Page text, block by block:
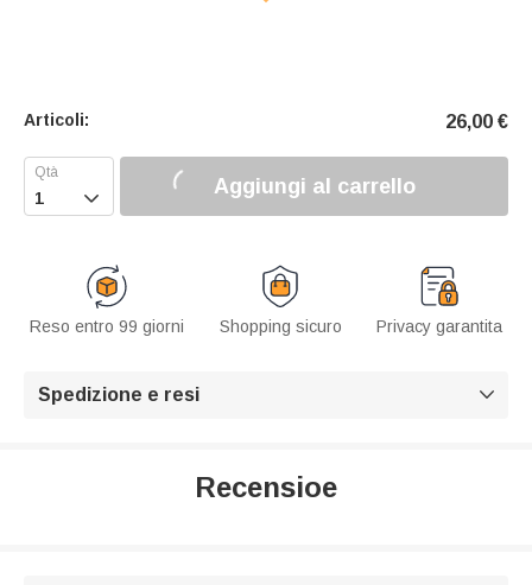
Articoli: 26,00 €
 Aggiungi al carrello
Reso entro 99 giorni Shopping sicuro Privacy garantita
Spedizione e resi 
Recensioe